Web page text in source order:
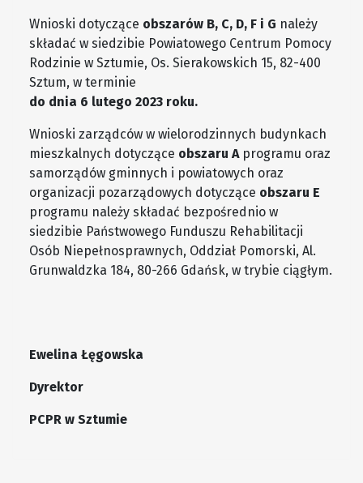
Wnioski dotyczące obszarów B, C, D, F i G należy
składać w siedzibie Powiatowego Centrum Pomocy
Rodzinie w Sztumie, Os. Sierakowskich 15, 82-400
Sztum, w terminie
do dnia 6 lutego 2023 roku.
Wnioski zarządców w wielorodzinnych budynkach
mieszkalnych dotyczące obszaru Aprogramu oraz
samorządów gminnych i powiatowych oraz
organizacji pozarządowych dotyczące obszaru E
programu należy składać bezpośrednio w
siedzibie Państwowego Funduszu Rehabilitacji
Osób Niepełnosprawnych, Oddział Pomorski, Al.
Grunwaldzka 184, 80-266 Gdańsk, w trybie ciągłym.
Ewelina Łęgowska
Dyrektor
PCPR w Sztumie